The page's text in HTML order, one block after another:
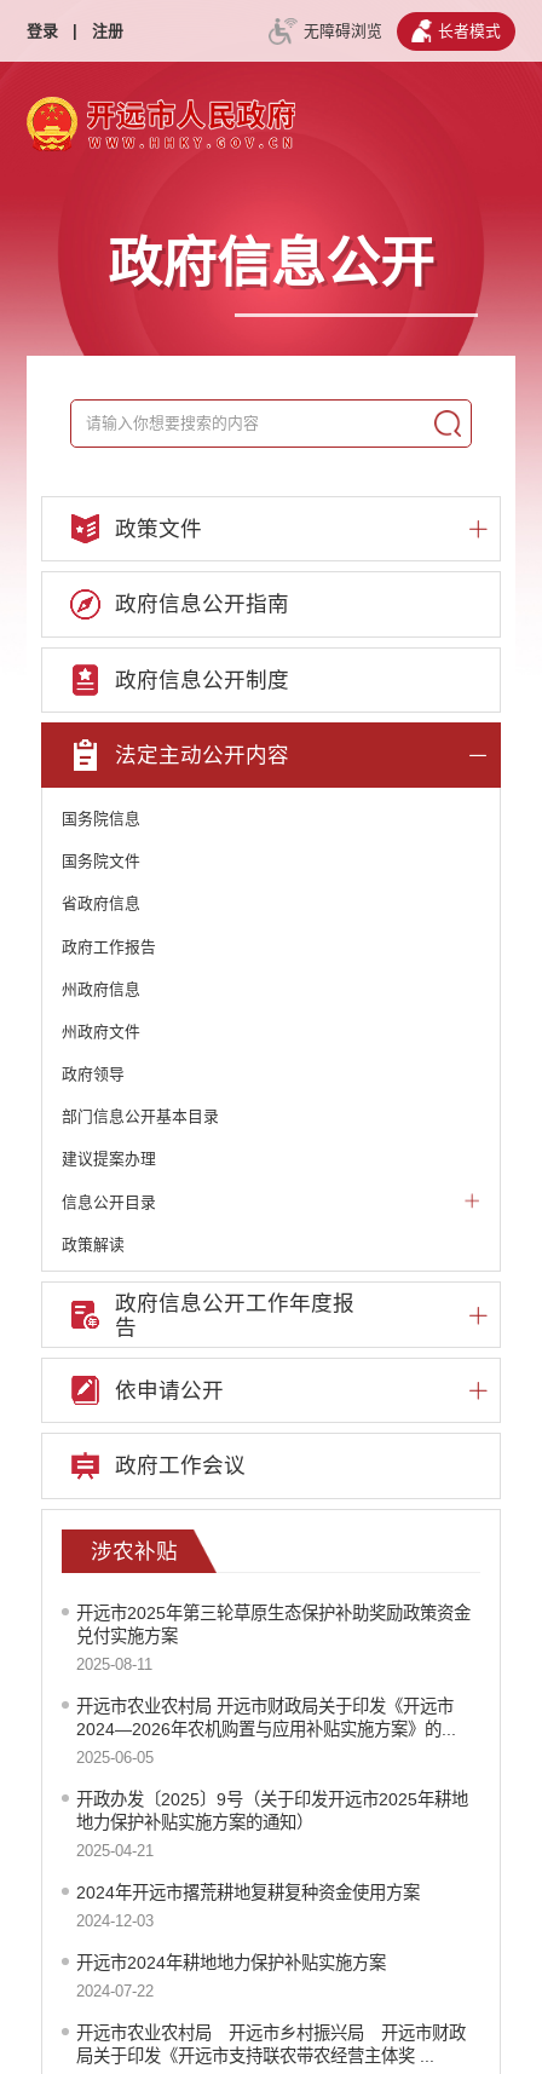
登录 | 注册 无障碍浏览 长者模式
政府信息公开
政策文件
政府信息公开指南
政府信息公开制度
法定主动公开内容
国务院信息
国务院文件
省政府信息
政府工作报告
州政府信息
州政府文件
政府领导
部门信息公开基本目录
建议提案办理
信息公开目录
政策解读
机构职能和权责清单
自然资源政务公开
重点领域信息公开
行政事业性收费
公务员管理
重大决策
财政资金直达基层
稳岗就业
应急预案
产品质量
公共文化服务
涉农补贴
疫情防控
养老服务
社会救助信息
重大决策预公开
政府信息公开工作年度报
告
依申请公开
政府工作会议
涉农补贴
开远市2025年第三轮草原生态保护补助奖励政策资金
兑付实施方案
2025-08-11
开远市农业农村局 开远市财政局关于印发《开远市
2024—2026年农机购置与应用补贴实施方案》的...
2025-06-05
开政办发〔2025〕9号（关于印发开远市2025年耕地
地力保护补贴实施方案的通知）
2025-04-21
2024年开远市撂荒耕地复耕复种资金使用方案
2024-12-03
开远市2024年耕地地力保护补贴实施方案
2024-07-22
开远市农业农村局 开远市乡村振兴局 开远市财政
局关于印发《开远市支持联农带农经营主体奖 ...